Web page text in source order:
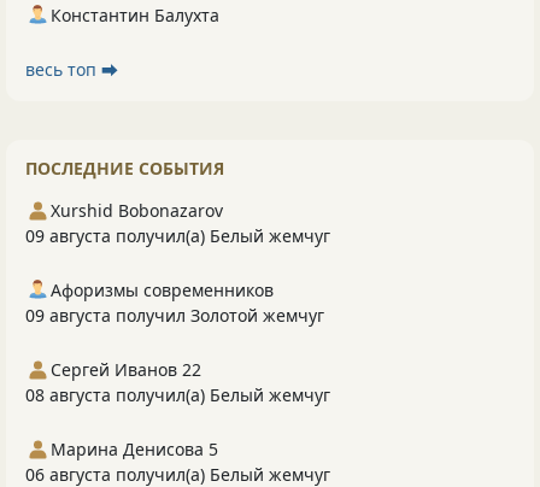
Константин Балухта
весь топ ⮕
ПОСЛЕДНИЕ СОБЫТИЯ
Xurshid Bobonazarov
09 августа получил(а) Белый жемчуг
Афоризмы современников
09 августа получил Золотой жемчуг
Сергей Иванов 22
08 августа получил(а) Белый жемчуг
Марина Денисова 5
06 августа получил(а) Белый жемчуг